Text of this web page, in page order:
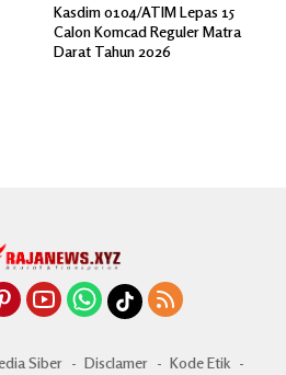
Kasdim 0104/ATIM Lepas 15
Calon Komcad Reguler Matra
Darat Tahun 2026
Siber Disclamer Kode Etik